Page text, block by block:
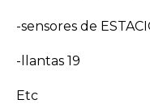
-sensores de
-llantas 19
Etc